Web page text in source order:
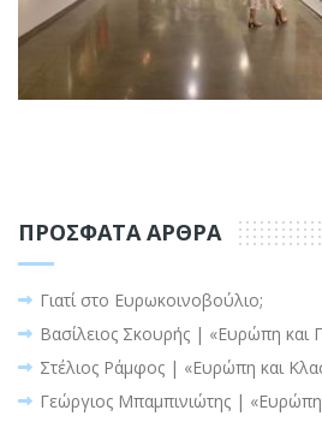
ΠΡΌΣΦΑΤΑ ΆΡΘΡΑ
Γιατί στο Ευρωκοινοβούλιο;
Βασίλειος Σκουρής | «Ευρώπη και
Στέλιος Ράμφος | «Ευρώπη και
Γεώργιος Μπαμπινιώτης |